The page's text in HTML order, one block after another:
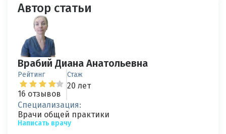
Автор статьи
Врабий Диана Анатольевна
Рейтинг
16 отзывов
Стаж
20 лет
Специализация:
Врачи общей практики
Написать врачу